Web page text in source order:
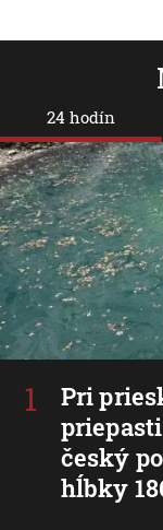
24 hodín
Pri
český
hĺbky